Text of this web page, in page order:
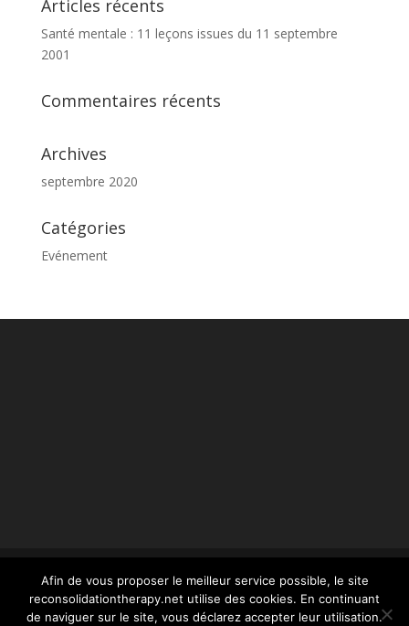
Articles récents
Santé mentale : 11 leçons issues du 11 septembre
2001
Commentaires récents
Archives
septembre 2020
Catégories
Evénement
© reconsolidationtherapy.com - 2022 Tous droits
Afin de vous proposer le meilleur service possible, le site
reconsolidationtherapy.net utilise des cookies. En continuant
de naviguer sur le site, vous déclarez accepter leur utilisation.